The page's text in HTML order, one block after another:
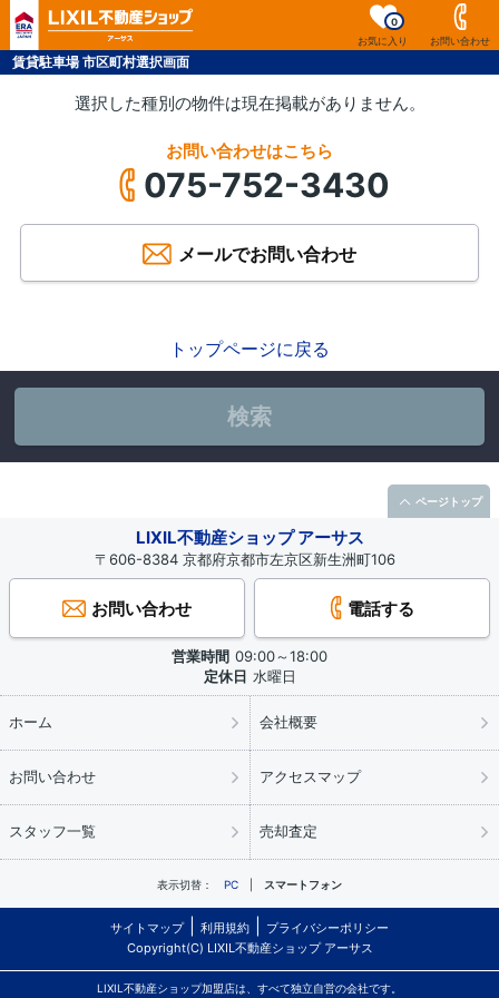
お気に入り
0
お問い合わせ
賃貸駐車場 市区町村選択画面
選択した種別の物件は現在掲載がありません。
お問い合わせはこちら
075-752-3430
メールでお問い合わせ
トップページに戻る
検索
LIXIL不動産ショップ アーサス
〒606-8384 京都府京都市左京区新生洲町106
お問い合わせ 電話する
営業時間 09:00～18:00
定休日 水曜日
ホーム 会社概要
お問い合わせ アクセスマップ
スタッフ一覧 売却査定
表示切替： PC スマートフォン
サイトマップ 利用規約
プライバシーポリシー
Copyright(C) LIXIL不動産ショップ アーサス
LIXIL不動産ショップ加盟店は、すべて独立自営の会社です。
ページトップ